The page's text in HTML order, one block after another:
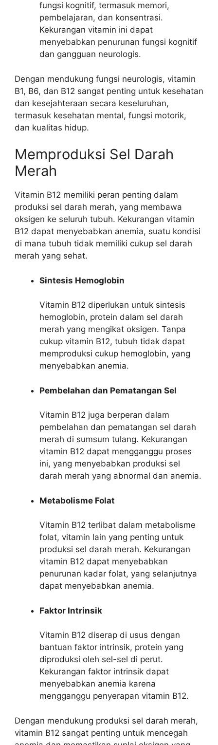
fungsi kognitif, termasuk memori,
pembelajaran, dan konsentrasi.
Kekurangan vitamin ini dapat
menyebabkan penurunan fungsi kognitif
dan gangguan neurologis.
Dengan mendukung fungsi neurologis, vitamin
B1, B6, dan B12 sangat penting untuk kesehatan
dan kesejahteraan secara keseluruhan,
termasuk kesehatan mental, fungsi motorik,
dan kualitas hidup.
Memproduksi Sel Darah
Merah
Vitamin B12 memiliki peran penting dalam
produksi sel darah merah, yang membawa
oksigen ke seluruh tubuh. Kekurangan vitamin
B12 dapat menyebabkan anemia, suatu kondisi
di mana tubuh tidak memiliki cukup sel darah
merah yang sehat.
Sintesis Hemoglobin
Vitamin B12 diperlukan untuk sintesis
hemoglobin, protein dalam sel darah
merah yang mengikat oksigen. Tanpa
cukup vitamin B12, tubuh tidak dapat
memproduksi cukup hemoglobin, yang
menyebabkan anemia.
Pembelahan dan Pematangan Sel
Vitamin B12 juga berperan dalam
pembelahan dan pematangan sel darah
merah di sumsum tulang. Kekurangan
vitamin B12 dapat mengganggu proses
ini, yang menyebabkan produksi sel
darah merah yang abnormal dan anemia.
Metabolisme Folat
Vitamin B12 terlibat dalam metabolisme
folat, vitamin lain yang penting untuk
produksi sel darah merah. Kekurangan
vitamin B12 dapat menyebabkan
penurunan kadar folat, yang selanjutnya
dapat menyebabkan anemia.
Faktor Intrinsik
Vitamin B12 diserap di usus dengan
bantuan faktor intrinsik, protein yang
diproduksi oleh sel-sel di perut.
Kekurangan faktor intrinsik dapat
menyebabkan anemia karena
mengganggu penyerapan vitamin B12.
Dengan mendukung produksi sel darah merah,
vitamin B12 sangat penting untuk mencegah